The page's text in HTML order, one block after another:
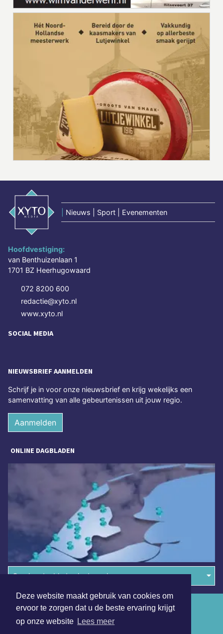
Deze website maakt gebruik van cookies om
ervoor te zorgen dat u de beste ervaring krijgt
op onze website Lees meer
Nieuws | Sport | Evenementen
Hoofdvestiging:
van Benthuizenlaan 1
1701 BZ Heerhugowaard
072 8200 600
redactie@xyto.nl
www.xyto.nl
SOCIAL MEDIA
NIEUWSBRIEF AANMELDEN
Schrijf je in voor onze nieuwsbrief en krijg wekelijks een
samenvatting van alle gebeurtenissen uit jouw regio.
Aanmelden
ONLINE DAGBLADEN
Overige dagbladen in de regio
Algemene voorwaarden
Disclaimer